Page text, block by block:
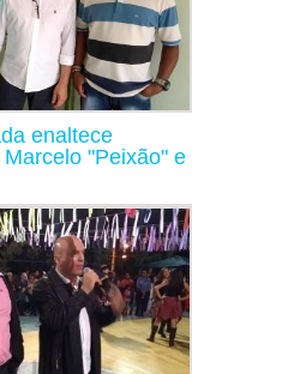
enaltece
"Peixão" e